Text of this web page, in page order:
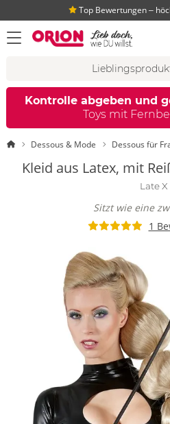
Top Bewertungen ‒
Menü öffnen
Kontrolle abgeben und
Toys mit
StartseiteDessous & Mode Dessous für
Kleid aus Latex, mit
Late X
Sitzt wie eine
1